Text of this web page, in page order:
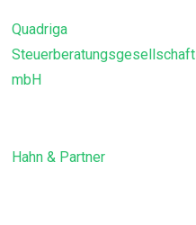
Quadriga
Steuerberatungsgesellschaft
mbH
Hahn & Partner